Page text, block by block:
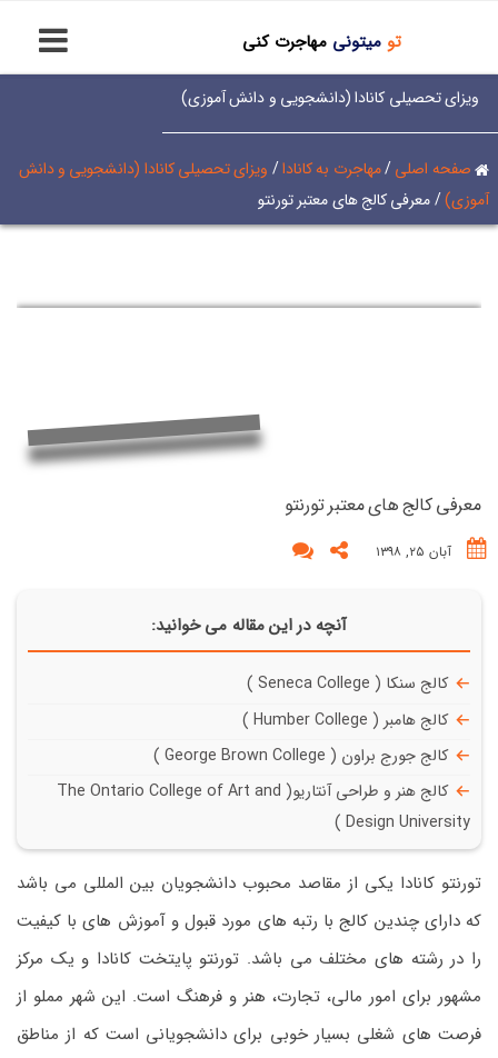
تو میتونی مهاجرت کنی
ویزای تحصیلی کانادا (دانشجویی و دانش آموزی)
صفحه اصلی/مهاجرت به کانادا/ ویزای تحصیلی کانادا (دانشجویی و دانش
آموزی)/معرفی کالج های معتبر تورنتو
معرفی کالج های معتبر تورنتو
آبان ۲۵, ۱۳۹۸
آنچه در این مقاله می خوانید:
کالج سنکا ( Seneca College )
کالج هامبر ( Humber College )
کالج جورج براون ( George Brown College )
کالج هنر و طراحی آنتاریو( The Ontario College of Art and
Design University )
تورنتو کانادا یکی از مقاصد محبوب دانشجویان بین المللی می باشد
که دارای چندین کالج با رتبه های مورد قبول و آموزش های با کیفیت
را در رشته های مختلف می باشد. تورنتو پایتخت کانادا و یک مرکز
مشهور برای امور مالی، تجارت، هنر و فرهنگ است. این شهر مملو از
فرصت های شغلی بسیار خوبی برای دانشجویانی است که از مناطق